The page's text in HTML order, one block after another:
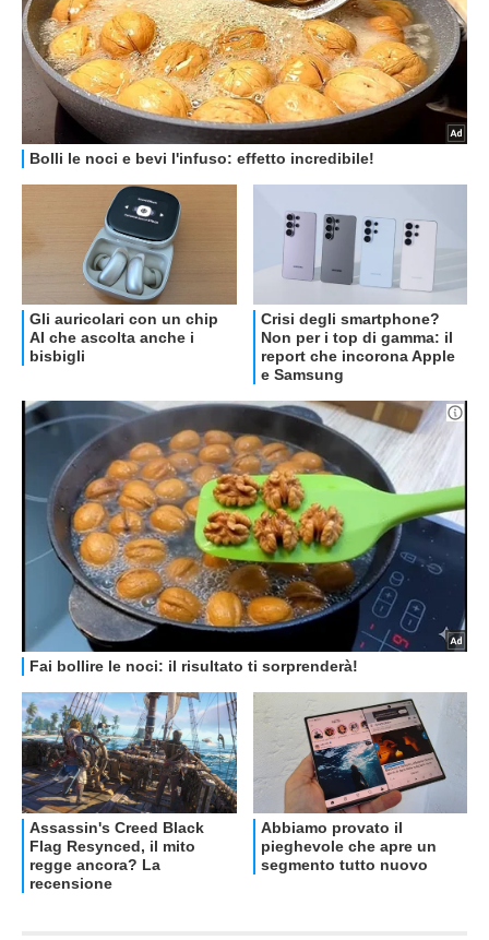
OFFERTE